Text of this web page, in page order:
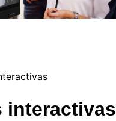
interactivas